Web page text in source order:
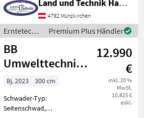
Frontschwader,
Schwadtuch,
Federentlastung •
Vorführgerät ca. 25ha •
Arbeitsbreite 300 mm •
Direktantrieb • Wi
Land und Technik HandelsgesmbH
4792 Münzkirchen
Erntetechnik
Grünland /
BB
Umwelttechnik
Premium Plus Händler
BB
Umwelttechnik
Clementer 300F
Eco
12.990
€
inkl. 20 %
MwSt.
10.825 €
exkl.
Bj. 2023
300 cm
Schwader-Typ:
Seitenschwad,